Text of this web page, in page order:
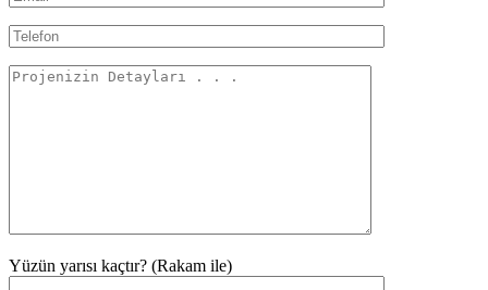
Yüzün yarısı kaçtır? (Rakam ile)